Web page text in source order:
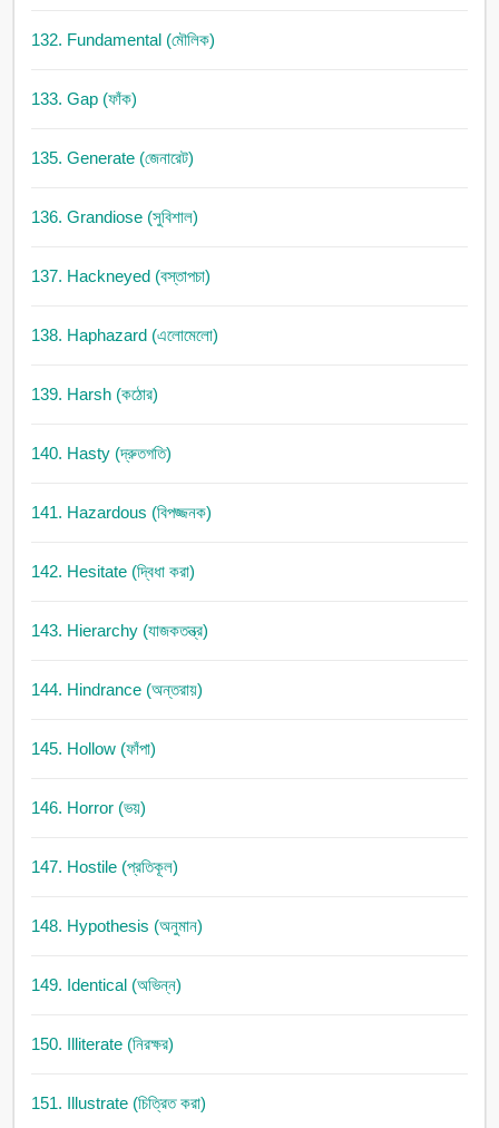
132. Fundamental (মৌলিক)
133. Gap (ফাঁক)
135. Generate (জেনারেট)
136. Grandiose (সুবিশাল)
137. Hackneyed (বস্তাপচা)
138. Haphazard (এলোমেলো)
139. Harsh (কঠোর)
140. Hasty (দ্রুতগতি)
141. Hazardous (বিপজ্জনক)
142. Hesitate (দ্বিধা করা)
143. Hierarchy (যাজকতন্ত্র)
144. Hindrance (অন্তরায়)
145. Hollow (ফাঁপা)
146. Horror (ভয়)
147. Hostile (প্রতিকূল)
148. Hypothesis (অনুমান)
149. Identical (অভিন্ন)
150. Illiterate (নিরক্ষর)
151. Illustrate (চিত্রিত করা)